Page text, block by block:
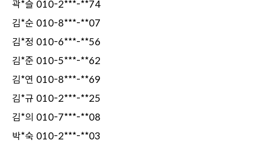
곽*슬 010-2***-**74
김*순 010-8***-**07
김*정 010-6***-**56
김*준 010-5***-**62
김*연 010-8***-**69
김*규 010-2***-**25
김*의 010-7***-**08
박*숙 010-2***-**03